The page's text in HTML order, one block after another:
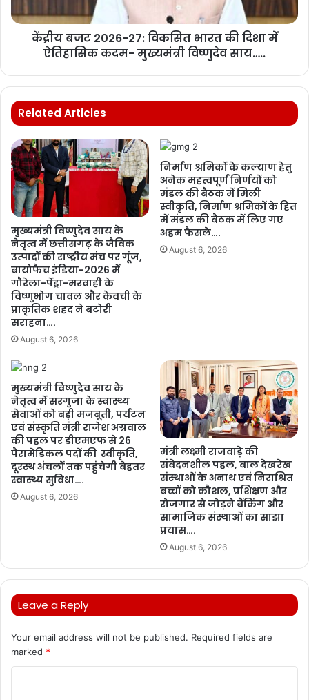
केंद्रीय बजट 2026-27: विकसित भारत की दिशा में
ऐतिहासिक कदम- मुख्यमंत्री विष्णुदेव साय…..
Related Articles
मुख्यमंत्री विष्णुदेव साय के
नेतृत्व में छत्तीसगढ़ के जैविक
उत्पादों की राष्ट्रीय मंच पर गूंज,
बायोफैच इंडिया-2026 में
गौरेला-पेंड्रा-मरवाही के
विष्णुभोग चावल और केवची के
प्राकृतिक शहद ने बटोरी
सराहना….
August 6, 2026
निर्माण श्रमिकों के कल्याण हेतु
अनेक महत्वपूर्ण निर्णयों को
मंडल की बैठक में मिली
स्वीकृति, निर्माण श्रमिकों के हित
में मंडल की बैठक में लिए गए
अहम फैसले….
August 6, 2026
मुख्यमंत्री विष्णुदेव साय के
नेतृत्व में सरगुजा के स्वास्थ्य
सेवाओं को बड़ी मजबूती, पर्यटन
एवं संस्कृति मंत्री राजेश अग्रवाल
की पहल पर डीएमएफ से 26
पैरामेडिकल पदों की स्वीकृति,
दूरस्थ अंचलों तक पहुंचेगी बेहतर
स्वास्थ्य सुविधा….
August 6, 2026
मंत्री लक्ष्मी राजवाड़े की
संवेदनशील पहल, बाल देखरेख
संस्थाओं के अनाथ एवं निराश्रित
बच्चों को कौशल, प्रशिक्षण और
रोजगार से जोड़ने बैंकिंग और
सामाजिक संस्थाओं का साझा
प्रयास….
August 6, 2026
Leave a Reply
Your email address will not be published. Required fields are
marked *